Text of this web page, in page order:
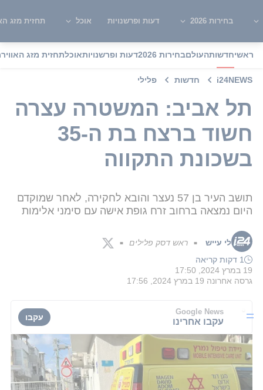
בחירות 2026 דעות ופרשנויות אוכל תחזית מזג
ראשיחדשותהעולםבחירות 2026 דעות ופרשנויותאוכלתחזית מזג האוויר
i24NEWS חדשות פלילי
תל אביב: המשטרה עצרה
חשוד ברצח בת ה-35
בשכונת התקווה
תושב העיר בן 57 נעצר והובא לחקירה, לאחר שמוקדם
היום נמצאה ברחוב זרח גופת אישה עם סימני אלימות
לי עייש ■ ראש דסק פלילים ■
1 דקות קריאה
19 במרץ 2024, 17:50
גרסה אחרונה 19 במרץ 2024, 17:56
Google News
עקבו אחרינו עקבו